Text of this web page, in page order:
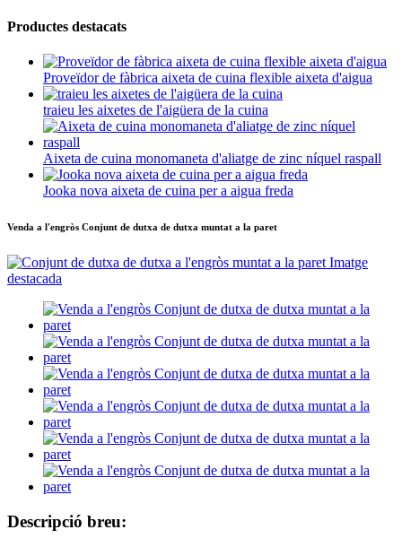
Productes destacats
Proveïdor de fàbrica aixeta de cuina flexible aixeta d'aigua
traieu les aixetes de l'aigüera de la cuina
Aixeta de cuina monomaneta d'aliatge de zinc níquel raspall
Jooka nova aixeta de cuina per a aigua freda
Venda a l'engròs Conjunt de dutxa de dutxa muntat a la paret
Descripció breu: